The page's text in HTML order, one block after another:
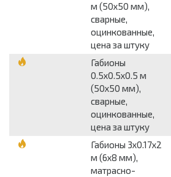
м (50х50 мм),
сварные,
оцинкованные,
цена за штуку
Габионы
0.5х0.5х0.5 м
(50х50 мм),
сварные,
оцинкованные,
цена за штуку
Габионы 3х0.17х2
м (6х8 мм),
матрасно-